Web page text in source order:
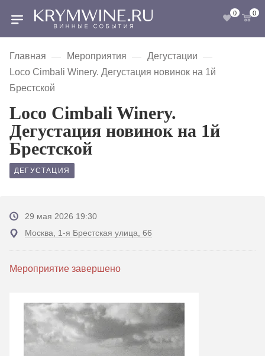
0 0
Главная — Мероприятия — Дегустации —
Loco Cimbali Winery. Дегустация новинок на 1й
Брестской
Loco Cimbali Winery.
Дегустация новинок на 1й
Брестской
ДЕГУСТАЦИЯ
29 мая 2026 19:30
Москва, 1-я Брестская улица, 66
Мероприятие завершено